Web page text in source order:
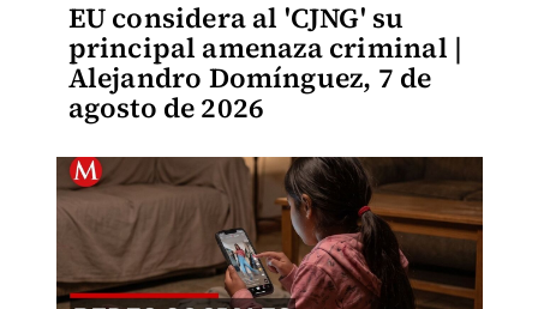
EU considera al 'CJNG' su
principal amenaza criminal |
Alejandro Domínguez, 7 de
agosto de 2026